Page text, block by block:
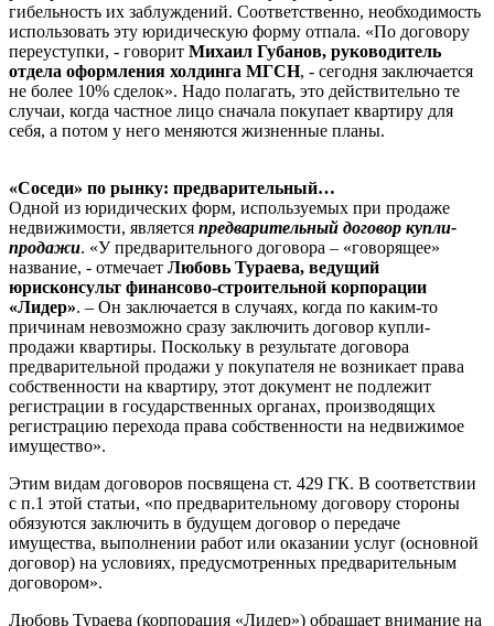
гибельность их заблуждений. Соответственно, необходимость
использовать эту юридическую форму отпала. «По договору
переуступки, - говорит Михаил Губанов, руководитель
отдела оформления холдинга МГСН, - сегодня заключается
не более 10% сделок». Надо полагать, это действительно те
случаи, когда частное лицо сначала покупает квартиру для
себя, а потом у него меняются жизненные планы.
«Соседи» по рынку: предварительный…
Одной из юридических форм, используемых при продаже
недвижимости, является предварительный договор купли-
продажи. «У предварительного договора – «говорящее»
название, - отмечает Любовь Тураева, ведущий
юрисконсульт финансово-строительной корпорации
«Лидер». – Он заключается в случаях, когда по каким-то
причинам невозможно сразу заключить договор купли-
продажи квартиры. Поскольку в результате договора
предварительной продажи у покупателя не возникает права
собственности на квартиру, этот документ не подлежит
регистрации в государственных органах, производящих
регистрацию перехода права собственности на недвижимое
имущество».
Этим видам договоров посвящена ст. 429 ГК. В соответствии
с п.1 этой статьи, «по предварительному договору стороны
обязуются заключить в будущем договор о передаче
имущества, выполнении работ или оказании услуг (основной
договор) на условиях, предусмотренных предварительным
договором».
Любовь Тураева (корпорация «Лидер») обращает внимание на